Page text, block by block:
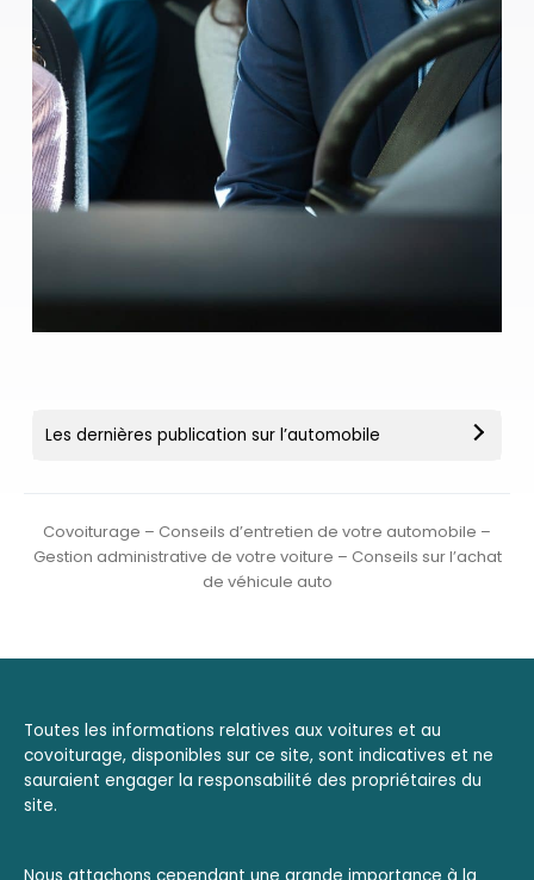
Les dernières publication sur l’automobile
Covoiturage – Conseils d’entretien de votre automobile –
Gestion administrative de votre voiture – Conseils sur l’achat
de véhicule auto
Toutes les informations relatives aux voitures et au
covoiturage, disponibles sur ce site, sont indicatives et ne
sauraient engager la responsabilité des propriétaires du
site.